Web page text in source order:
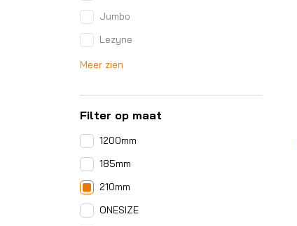
Jumbo
Lezyne
Meer zien
Filter op maat
1200mm
185mm
210mm
ONESIZE